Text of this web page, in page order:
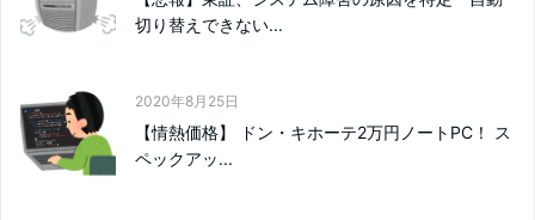
切り替えできない...
2020年8月25日
【情熱価格】 ドン・キホーテ2万円ノートPC！ ス
ペックアッ...